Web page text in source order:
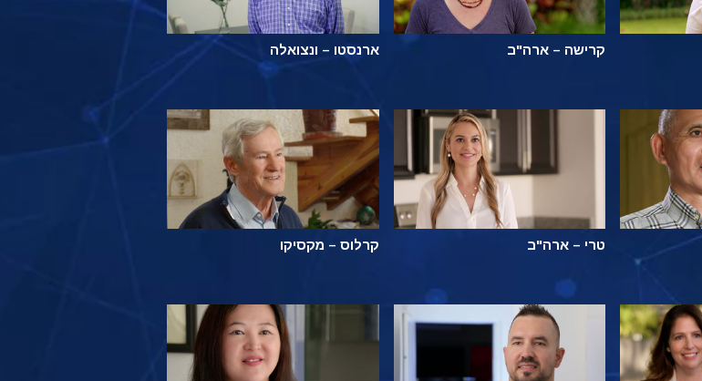
קרישה – ארה"ב ארנסטו – ונצואלה
טרי – ארה"ב קרלוס – מקסיקו